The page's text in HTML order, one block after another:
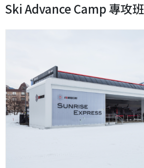
Ski Advance Camp 專攻班